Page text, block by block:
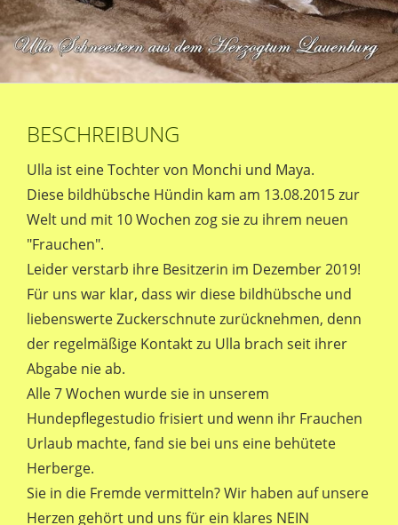
BESCHREIBUNG
Ulla ist eine Tochter von Monchi und Maya.
Diese bildhübsche Hündin kam am 13.08.2015 zur
Welt und mit 10 Wochen zog sie zu ihrem neuen
"Frauchen".
Leider verstarb ihre Besitzerin im Dezember 2019!
Für uns war klar, dass wir diese bildhübsche und
liebenswerte Zuckerschnute zurücknehmen, denn
der regelmäßige Kontakt zu Ulla brach seit ihrer
Abgabe nie ab.
Alle 7 Wochen wurde sie in unserem
Hundepflegestudio frisiert und wenn ihr Frauchen
Urlaub machte, fand sie bei uns eine behütete
Herberge.
Sie in die Fremde vermitteln? Wir haben auf unsere
Herzen gehört und uns für ein klares NEIN